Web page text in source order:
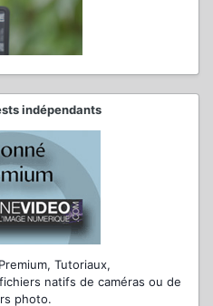
indépendants
Tutoriaux,
natifs de caméras ou de
photo.